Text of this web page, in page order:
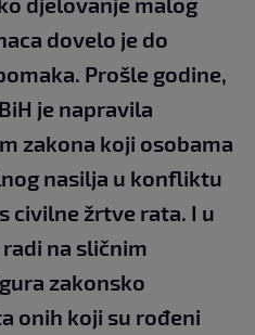
dovelo je do
Prošle godine,
je napravila
zakona koji osobama
nasilja u konfliktu
civilne žrtve rata. I u
na sličnim
zakonsko
onih koji su rođeni